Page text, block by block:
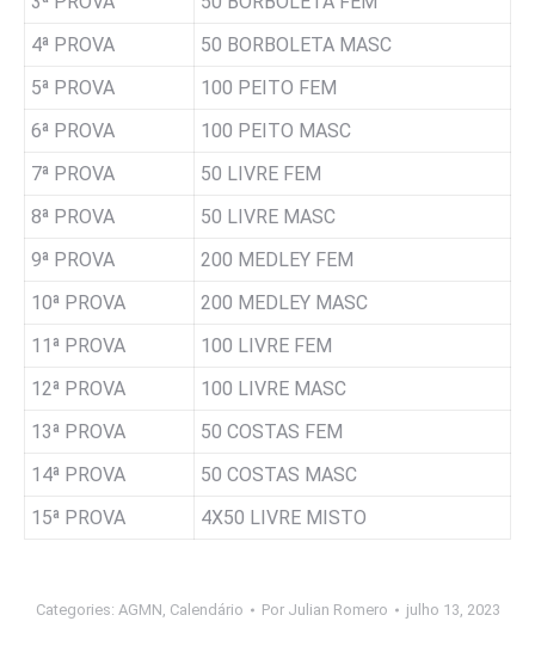
4ª PROVA
50 BORBOLETA MASC
5ª PROVA
100 PEITO FEM
6ª PROVA
100 PEITO MASC
7ª PROVA
50 LIVRE FEM
8ª PROVA
50 LIVRE MASC
9ª PROVA
200 MEDLEY FEM
10ª PROVA
200 MEDLEY MASC
11ª PROVA
100 LIVRE FEM
12ª PROVA
100 LIVRE MASC
13ª PROVA
50 COSTAS FEM
14ª PROVA
50 COSTAS MASC
15ª PROVA
4X50 LIVRE MISTO
Categories: AGMN, Calendário Por Julian Romero julho 13, 2023